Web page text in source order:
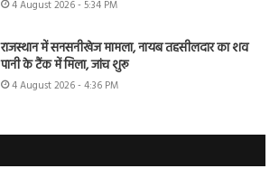
4 August 2026 - 5:34 PM
राजस्थान में सनसनीखेज मामला, नायब तहसीलदार का शव
पानी के टैंक में मिला, जांच शुरू
4 August 2026 - 4:36 PM